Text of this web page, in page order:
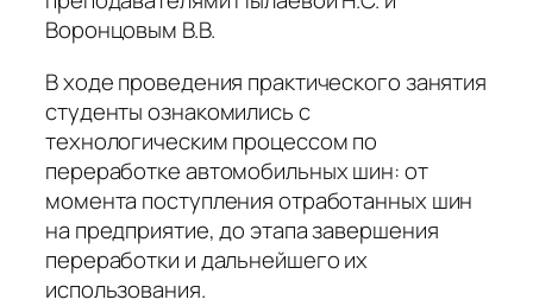
Воронцовым В.В.
В ходе проведения практического занятия
студенты ознакомились с
технологическим процессом по
переработке автомобильных шин: от
момента поступления отработанных шин
на предприятие, до этапа завершения
переработки и дальнейшего их
использования.